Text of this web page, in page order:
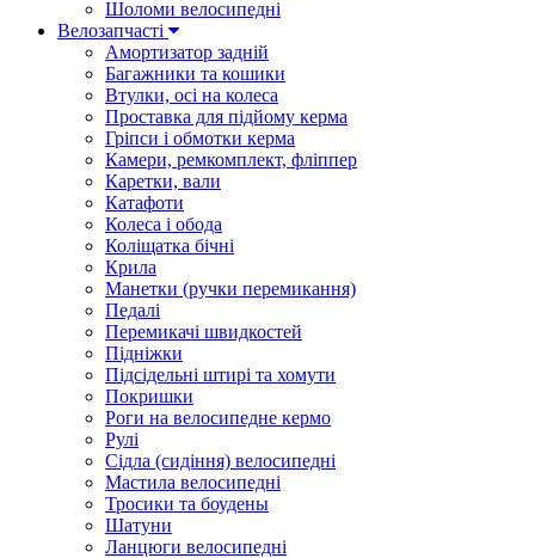
Шоломи велосипедні
Велозапчасті
Амортизатор задній
Багажники та кошики
Втулки, осі на колеса
Проставка для підйому керма
Гріпси і обмотки керма
Камери, ремкомплект, фліппер
Каретки, вали
Катафоти
Колеса і обода
Коліщатка бічні
Крила
Манетки (ручки перемикання)
Педалі
Перемикачі швидкостей
Підніжки
Підсідельні штирі та хомути
Покришки
Роги на велосипедне кермо
Рулі
Сідла (сидіння) велосипедні
Мастила велосипедні
Тросики та боудены
Шатуни
Ланцюги велосипедні